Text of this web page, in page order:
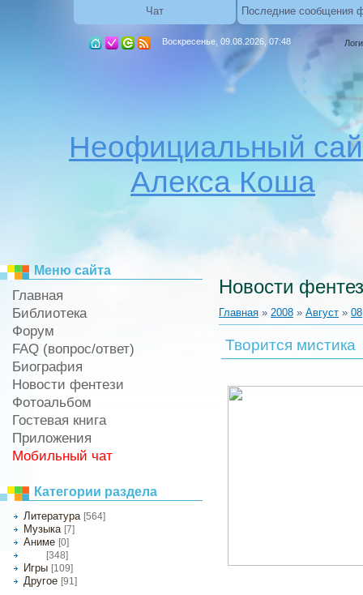
Чат Последние сообщения
Воскресенье, 09.08.2026, 07:48
Неофициальный
Алекса Коша
Меню сайта
Главная
Библиотека
Форум
FAQ (вопрос/ответ)
Биография
Новости фентези
Фотоальбом
Гостевая книга
Приложения
Мобильный чат
Категории раздела
Литература [564]
Музыка [7]
Аниме [0]
[348]
Игры [109]
Другое [91]
Новости
Главная » 2008 » Август » 08
Творится мистика